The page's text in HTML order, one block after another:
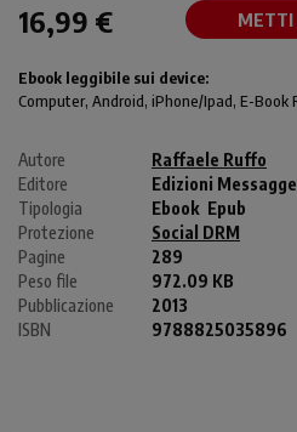
16,99 € METTI
Ebook leggibile sui device:
Computer, Android, iPhone/Ipad, E-Book
Autore
Raffaele Ruffo
Editore
Edizioni
Tipologia
Ebook Epub
Protezione
Social DRM
Pagine
289
Peso file
972.09 KB
Pubblicazione
2013
ISBN
9788825035896